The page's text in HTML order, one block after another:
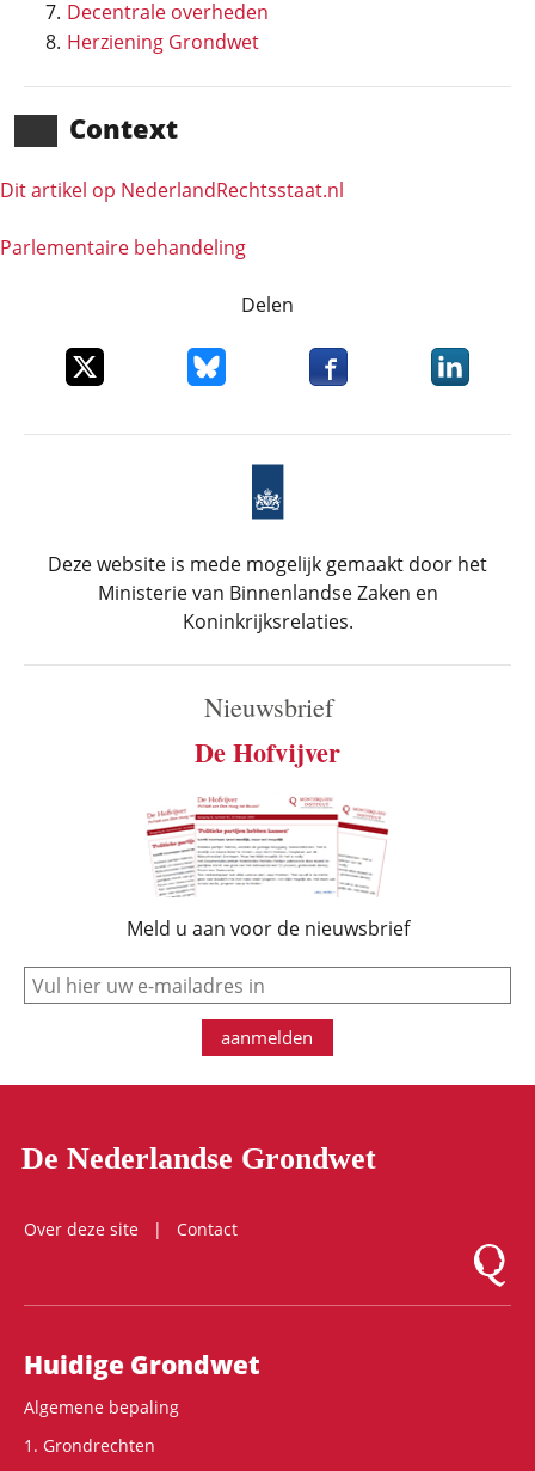
Decentrale overheden
Herziening Grondwet
Context
Dit artikel op NederlandRechts­staat.nl
Parlementaire behandeling
Delen
Deel dit item op XDeel dit item op Bluesky
Deel dit item opDeel dit
Deze website is mede mogelijk gemaakt door het
Ministerie van Binnenlandse Zaken en
Koninkrijksrelaties.
Nieuwsbrief
De Hofvijver
Meld u aan voor de nieuwsbrief
e-mail
aanmelden
De Nederlandse Grondwet
Over deze site
Contact
Logo
Hoofdnavigatie
Huidige Grondwet
Algemene bepaling
1. Grondrechten